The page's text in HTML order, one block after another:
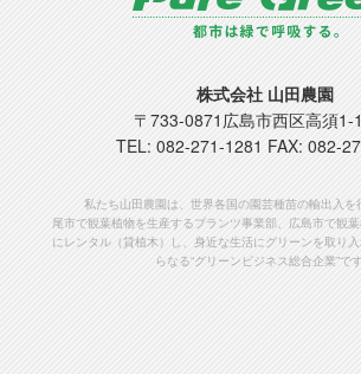
株式会社 山田農園
〒 733-0871 広島市西区高須1-
TEL: 082-271-1281 FAX: 082-
私たち山田農園は、世界各国の園芸種苗の輸出入を
尾市で観葉植物を生産するプランツ事業部、広島市で観
にレンタル（貸植木）し、身近な生活にグリーンを取り
らなる“グリーンビジネス総合企業”です